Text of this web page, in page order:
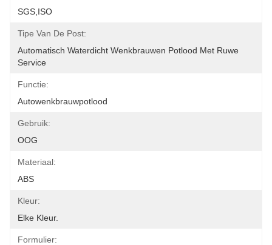
SGS,ISO
Tipe Van De Post:
Automatisch Waterdicht Wenkbrauwen Potlood Met Ruwe
Service
Functie:
Autowenkbrauwpotlood
Gebruik:
OOG
Materiaal:
ABS
Kleur:
Elke Kleur.
Formulier: